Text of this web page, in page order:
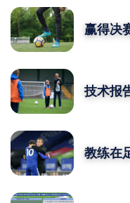
赢得决
技术报
教练在